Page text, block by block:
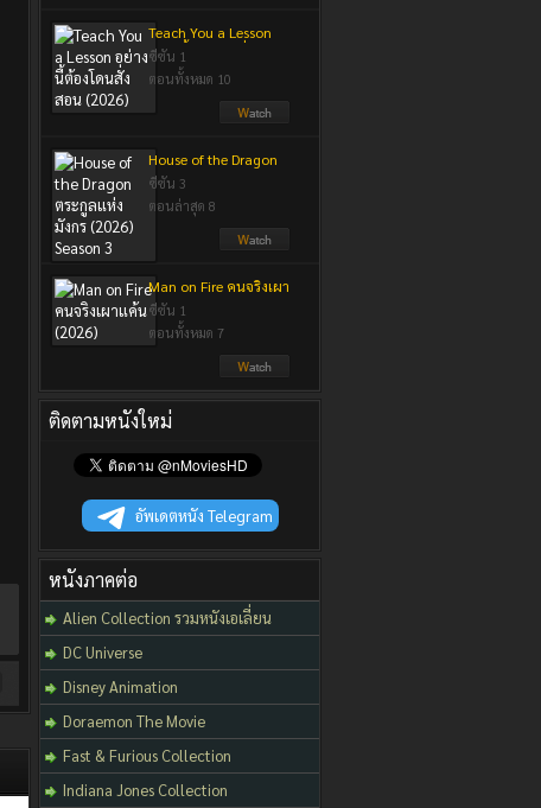
Teach You a Lesson
อย่างนี้ต้องโดนสั่งสอน
(2026)
ซีซัน 1
ตอนทั้งหมด 10
House of the Dragon
ตระกูลแห่งมังกร (2026)
Season 3
ซีซัน 3
ตอนล่าสุด 8
Man on Fire คนจริงเผา
แค้น (2026)
ซีซัน 1
ตอนทั้งหมด 7
ติดตามหนังใหม่
อัพเดตหนัง Telegram
หนังภาคต่อ
Alien Collection รวมหนังเอเลี่ยน
DC Universe
Disney Animation
Doraemon The Movie
Fast & Furious Collection
Indiana Jones Collection